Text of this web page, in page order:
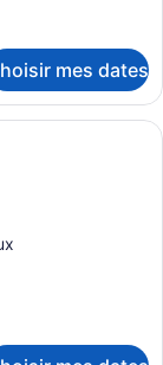
mes dates
d’hôtel avec deux